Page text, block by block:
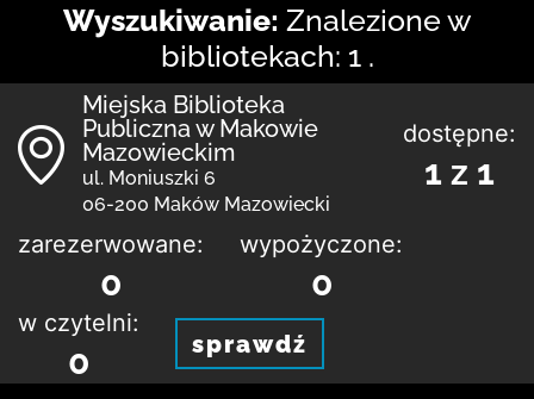
Wyszukiwanie: Znalezione w
bibliotekach: 1 .
Miejska Biblioteka
Publiczna w Makowie
Mazowieckim
ul. Moniuszki 6
06-200 Maków Mazowiecki
dostępne:
1 z 1
zarezerwowane:
0
wypożyczone:
0
w czytelni:
0 sprawdź